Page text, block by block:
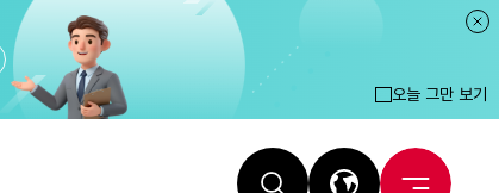
오늘 그만 보기